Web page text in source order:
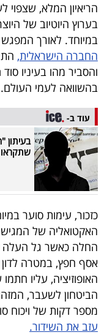
UNDER
40
שיתופי
פעולה
דרושים
ניוזלטרים
מייל
אדום
פרסמו
באייס
בערוץ היוטיוב של
במיוחד. לאורך המפגש
החברה הישראלית,
והסביר מהו בעיניו
בהשוואה לעמי העולם.
עוד ב-
בעיתון
כזכור, עימות סוער
האקטואליה של המגיש
החלה כאשר גל
אסף חפץ, במטרה
האופוזיציה, עליו
הביטחון לשעבר,
מספר דקות של ויכוח
עזב את השידור.